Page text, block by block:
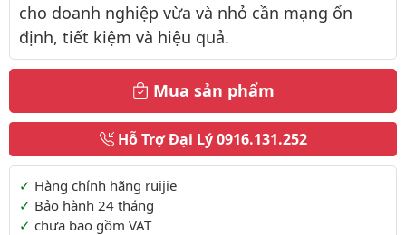
cho doanh nghiệp vừa và nhỏ cần mạng ổn
định, tiết kiệm và hiệu quả.
Mua sản phẩm
Hỗ Trợ Đại Lý0916.131.252
Thông tin thêm
Hàng chính hãng ruijie
Bảo hành 24 tháng
chưa bao gồm VAT